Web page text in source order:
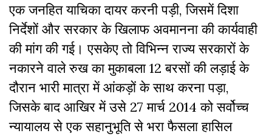
एक जनहित याचिका दायर करनी पड़ी, जिसमें दिशा
निर्देशों और सरकार के खिलाफ अवमानना की कार्यवाही
की मांग की गई। एसकेए तो विभिन्न राज्य सरकारों के
नकारने वाले रुख का मुकाबला 12 बरसों की लड़ाई के
दौरान भारी मात्रा में आंकड़ों के साथ करना पड़ा,
जिसके बाद आखिर में उसे 27 मार्च 2014 को सर्वोच्च
न्यायालय से एक सहानुभूति से भरा फैसला हासिल